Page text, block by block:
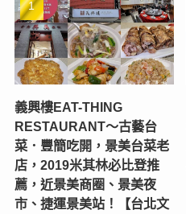
義興樓EAT-THING
RESTAURANT〜古藝台
菜．豐簡吃開，景美台菜老
店，2019米其林必比登推
薦，近景美商圈、景美夜
市、捷運景美站！【台北文